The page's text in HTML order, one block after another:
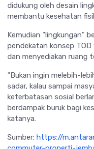
didukung oleh desain
membantu kesehatan
Kemudian “lingkungan”
pendekatan konsep
dan menyediakan ruang
“Bukan ingin melebih-
sadar, kalau sampai
keterbatasan sosial
berdampak buruk bagi
katanya.
Sumber: https://